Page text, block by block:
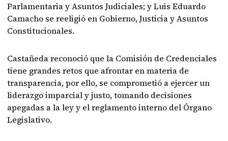
Parlamentaria y Asuntos Judiciales; y Luis Eduardo
Camacho se reeligió en Gobierno, Justicia y Asuntos
Constitucionales.
Castañeda reconoció que la Comisión de Credenciales
tiene grandes retos que afrontar en materia de
transparencia, por ello, se comprometió a ejercer un
liderazgo imparcial y justo, tomando decisiones
apegadas a la ley y el reglamento interno del Órgano
Legislativo.